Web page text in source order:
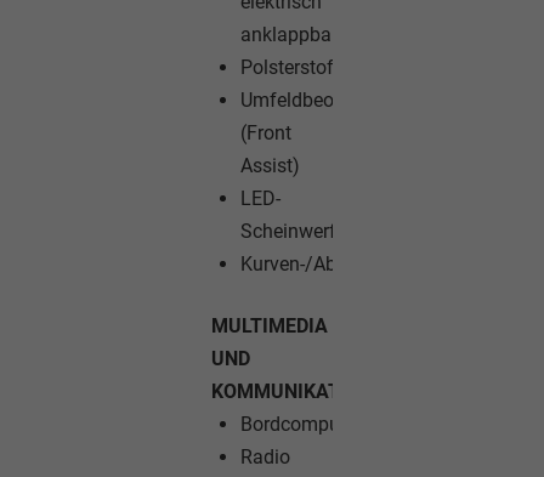
anklappbar
Polsterstoff
Umfeldbeobachtungssystem
(Front
Assist)
LED-
Scheinwerfer
Kurven-/Abbiegelicht
MULTIMEDIA
UND
KOMMUNIKATION:
Bordcomputer
Radio